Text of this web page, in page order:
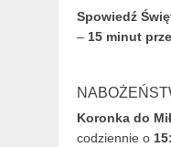
Spowiedź
– 15 minut
Koronka do
codziennie o